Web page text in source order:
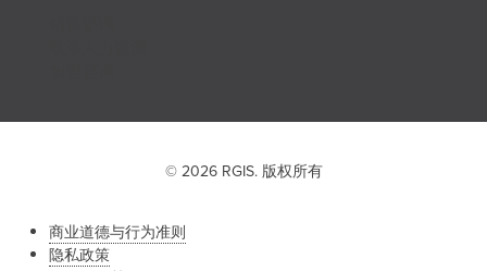
© 2026 RGIS. 版权所有
商业道德与行为准则
隐私政策